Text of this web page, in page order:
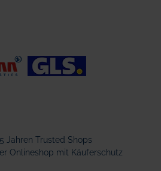
Jahren Trusted Shops
Onlineshop mit Käuferschutz